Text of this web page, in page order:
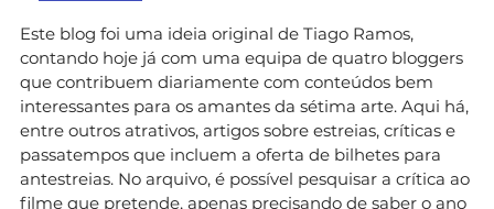
Este blog foi uma ideia original de Tiago Ramos,
contando hoje já com uma equipa de quatro bloggers
que contribuem diariamente com conteúdos bem
interessantes para os amantes da sétima arte. Aqui há,
entre outros atrativos, artigos sobre estreias, críticas e
passatempos que incluem a oferta de bilhetes para
antestreias. No arquivo, é possível pesquisar a crítica ao
filme que pretende, apenas precisando de saber o ano